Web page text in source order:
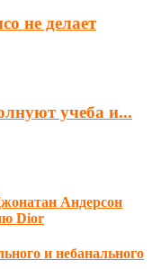
не делает
учеба и...
Андерсон
Dior
и небанального